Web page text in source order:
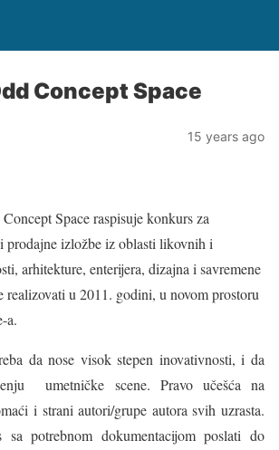
Concept Space
15 years ago
Space raspisuje konkurs za
prodajne izložbe iz oblasti likovnih i
arhitekture, enterijera, dizajna i savremene
realizovati u 2011. godini, u novom prostoru
a.
da nose visok stepen inovativnosti, i da
umetničke scene. Pravo učešća na
i strani autori/grupe autora svih uzrasta.
sa potrebnom dokumentacijom poslati do